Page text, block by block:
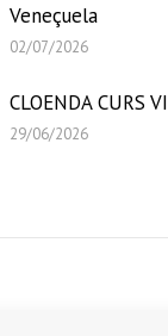
Veneçuela
02/07/2026
CLOENDA CURS
29/06/2026